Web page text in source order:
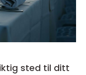
sted til ditt